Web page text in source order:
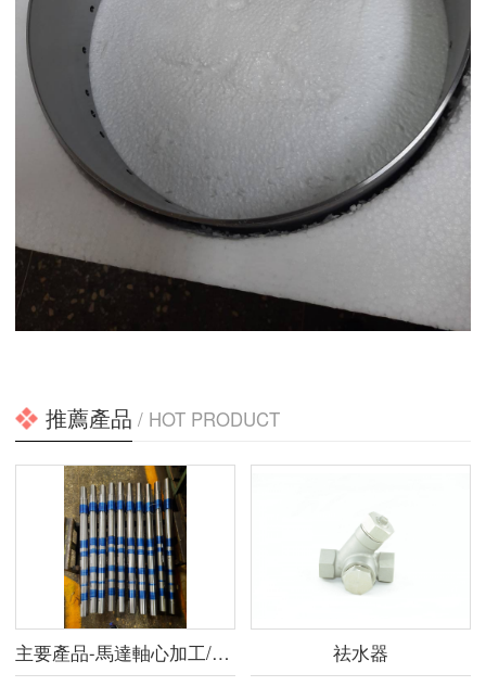
推薦產品 / HOT PRODUCT
主要產品-馬達軸心加工/各類金屬加工 祛水器